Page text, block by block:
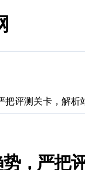
把评测关卡，解析
，严把